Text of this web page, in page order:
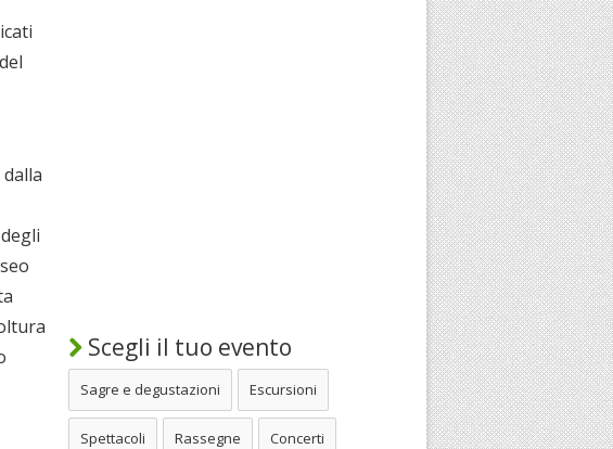
Scegli il tuo evento
Sagre e degustazioni Escursioni
Spettacoli Rassegne Concerti